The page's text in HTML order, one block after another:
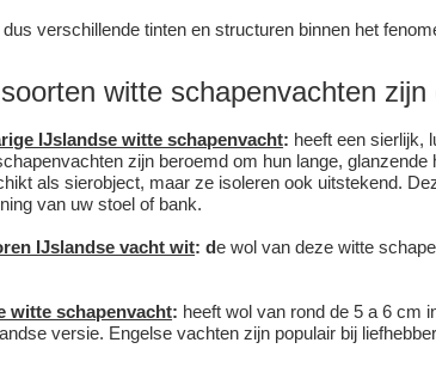
verschillende tinten en structuren binnen het
witte schapenvachten
IJslandse witte schapenvacht: heeft een sierlijk,
zijn beroemd om hun lange,
als sierobject, maar ze isoleren ook uitstekend.
van uw stoel of bank.
IJslandse vacht wit: de wol van deze witte
witte schapenvacht: heeft wol van rond de 5 a 6 cm
versie. Engelse vachten zijn populair bij